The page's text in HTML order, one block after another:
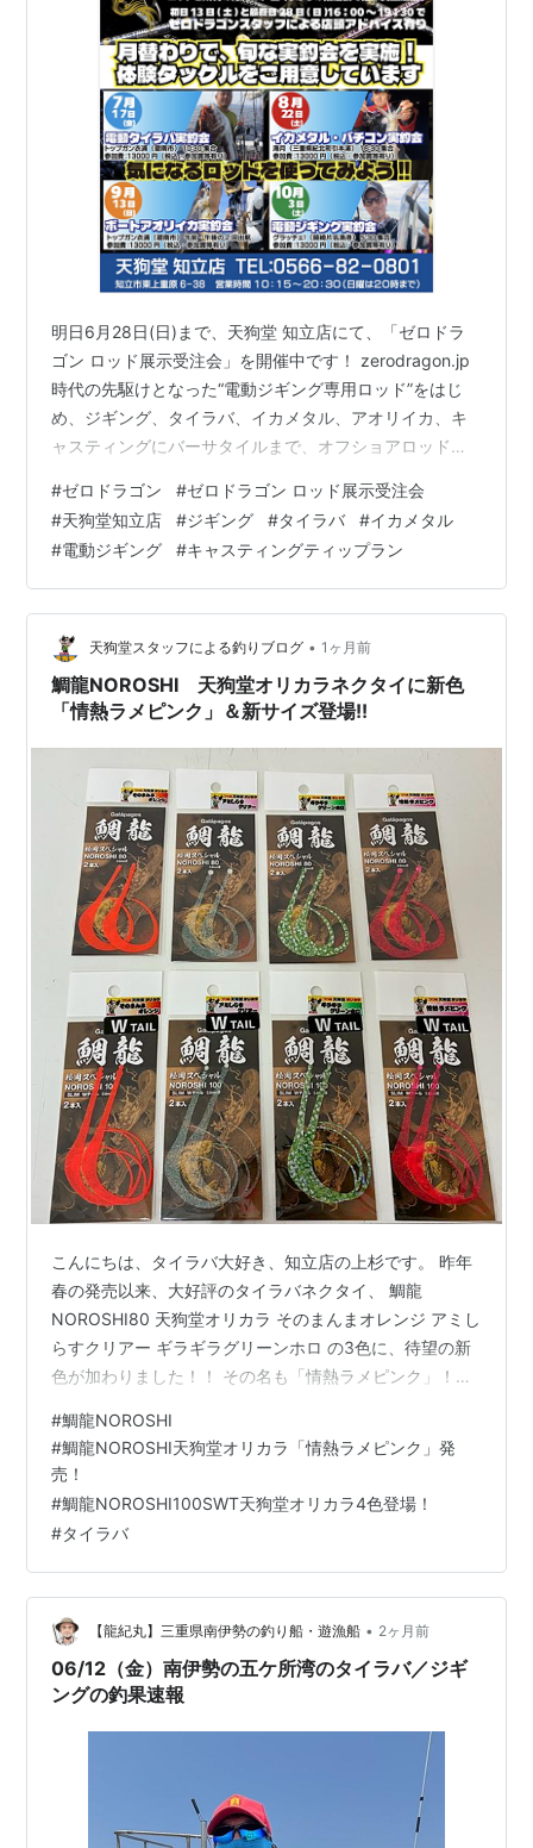
明日6月28日(日)まで、天狗堂 知立店にて、「ゼロドラ
ゴン ロッド展示受注会」を開催中です！ zerodragon.jp
時代の先駆けとなった“電動ジギング専用ロッド”をはじ
め、ジギング、タイラバ、イカメタル、アオリイカ、キ
ャスティングにバーサタイルまで、オフショアロッドの
ち寄ってアンケートにご記入頂いた方には非売品のゼロ
ドラゴンステッカーをプレゼント♬ さらに、ロッドご成
約の方には、空くじなしの抽選会でTシャツなど豪華賞品
進呈♪ 最終日28日（日）16:00〜19:30にはメーカースタ
ッフによる店頭アドバイスがございます。 初日も、沢
山…
#ゼロドラゴン #ゼロドラゴン ロッド展示受注会
#天狗堂知立店 #ジギング #タイラバ #イカメタル
#電動ジギング #キャスティングティップラン
天狗堂スタッフによる釣りブログ • 1ヶ月前
鯛龍NOROSHI 天狗堂オリカラネクタイに新色
「情熱ラメピンク」＆新サイズ登場!!
こんにちは、タイラバ大好き、知立店の上杉です。 昨年
春の発売以来、大好評のタイラバネクタイ、 鯛龍
NOROSHI80 天狗堂オリカラ そのまんまオレンジ アミし
らすクリアー ギラギラグリーンホロ の3色に、待望の新
色が加わりました！！ その名も「情熱ラメピンク」！！
た自信作です！！ 有りそうでなかなか市場には少ないピ
ンク系のネクタイ。 半透明のピンクにラメが入っている
👍 そして、この4色で新サイズも登場です！！ 鯛龍
NOROSHI100 SWT（スリムダブルテール） この春登場
した新規格の1…
#鯛龍NOROSHI
#鯛龍NOROSHI天狗堂オリカラ「情熱ラメピンク」発
売！
#鯛龍NOROSHI100SWT天狗堂オリカラ4色登場！
#タイラバ
【龍紀丸】三重県南伊勢の釣り船・遊漁船 • 2ヶ月前
06/12（金）南伊勢の五ケ所湾のタイラバ／ジギ
ングの釣果速報